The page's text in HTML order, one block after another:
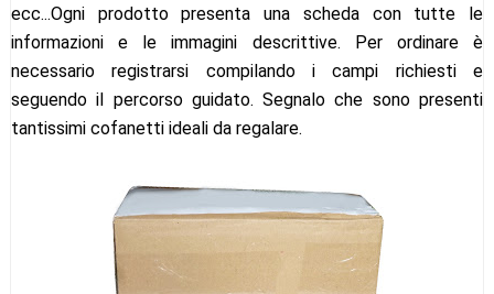
ecc...Ogni prodotto presenta una scheda con tutte le
informazioni e le immagini descrittive. Per ordinare è
necessario registrarsi compilando i campi richiesti e
seguendo il percorso guidato. Segnalo che sono presenti
tantissimi cofanetti ideali da regalare.